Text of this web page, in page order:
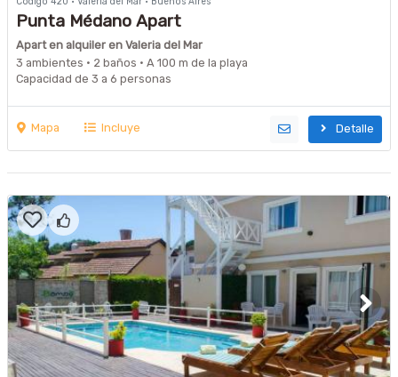
Punta Médano Apart
Apart en alquiler en Valeria del Mar
3 ambientes · 2 baños · A 100 m de la playa
Capacidad de 3 a 6 personas
Mapa Incluye Detalle